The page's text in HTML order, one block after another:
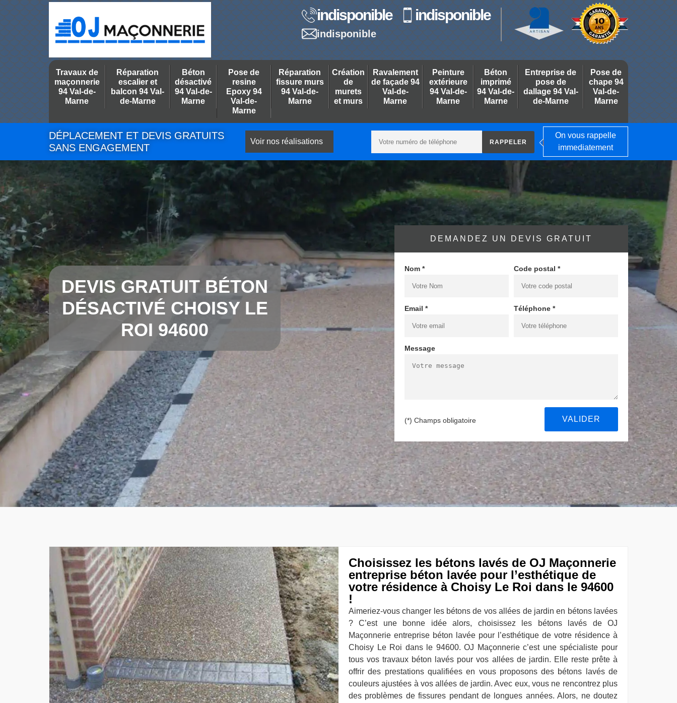
indisponible indisponible
indisponible
Travaux de
maçonnerie
94 Val-de-
Marne
Réparation
escalier et
balcon 94 Val-
de-Marne
Béton
désactivé
94 Val-de-
Marne
Pose de
resine
Epoxy 94
Val-de-
Marne
Réparation
fissure murs
94 Val-de-
Marne
Création
de
murets
et murs
Ravalement
de façade 94
Val-de-
Marne
Peinture
extérieure
94 Val-de-
Marne
Béton
imprimé
94 Val-de-
Marne
Entreprise de
pose de
dallage 94 Val-
de-Marne
Pose de
chape 94
Val-de-
Marne
DÉPLACEMENT ET DEVIS GRATUITS
SANS ENGAGEMENT
Voir nos réalisations
On vous rappelle
immediatement
DEVIS GRATUIT BÉTON
DÉSACTIVÉ CHOISY LE
ROI 94600
DEMANDEZ UN DEVIS GRATUIT
Nom * Code postal *
Email * Téléphone *
Message
(*) Champs obligatoire
Choisissez les bétons lavés de OJ Maçonnerie
entreprise béton lavée pour l’esthétique de
votre résidence à Choisy Le Roi dans le 94600
!
Aimeriez-vous changer les bétons de vos allées de jardin en bétons lavées
? C’est une bonne idée alors, choisissez les bétons lavés de OJ
Maçonnerie entreprise béton lavée pour l’esthétique de votre résidence à
Choisy Le Roi dans le 94600. OJ Maçonnerie c’est une spécialiste pour
tous vos travaux béton lavés pour vos allées de jardin. Elle reste prête à
offrir des prestations qualifiées en vous proposons des bétons lavés de
couleurs ajustées à vos allées de jardin. Avec eux, vous ne rencontrez plus
des problèmes de fissures pendant de longues années. Alors, ne doutez